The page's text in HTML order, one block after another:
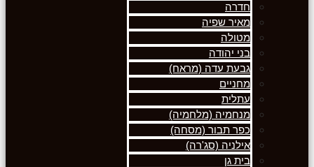
חדרה
מאיר שפיה
מטולה
בני יהודה
גבעת עדה (מראח)
מחניים
עתלית
מנחמיה (מלחמיה)
כפר תבור (מסחה)
אילניה (סג'רה)
בית גן